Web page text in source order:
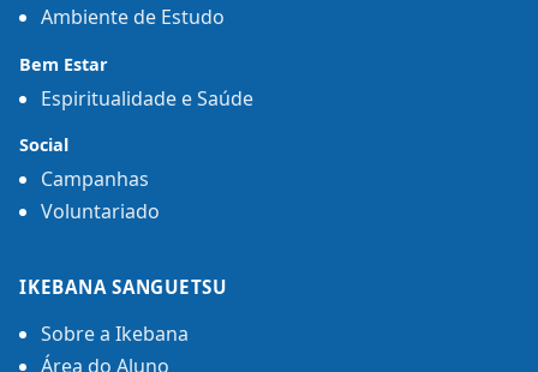
Ambiente de Estudo
Bem Estar
Espiritualidade e Saúde
Social
Campanhas
Voluntariado
IKEBANA SANGUETSU
Sobre a Ikebana
Área do Aluno